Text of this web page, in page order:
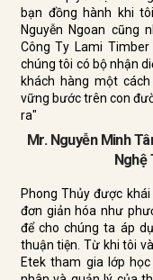
bạn đồng hành khi
Nguyễn Ngoan cũng
Công Ty Lami
chúng tôi có bộ nhận
khách hàng một
vững bước trên con
ra"
Mr. Nguyễn Minh
Nghệ
Phong Thủy được
đơn giản hóa như
để cho chúng ta áp
thuận tiện. Từ khi tôi
Etek tham gia lớp